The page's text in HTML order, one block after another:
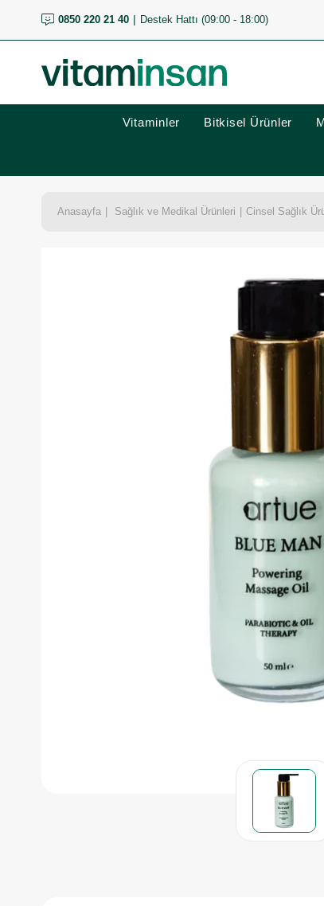
0850 220 21 40 Destek Hattı (09:00 - 18:00)
Vitaminler Bitkisel Ürünler
Anasayfa Sağlık ve Medikal Ürünleri Cinsel Sağlık